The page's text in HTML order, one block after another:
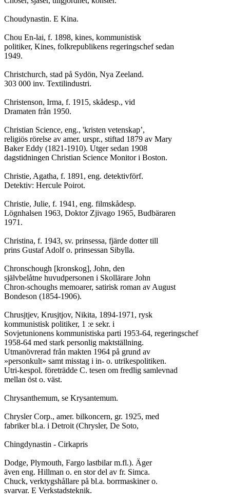
Choudynastin. E Kina.
Chou En-lai, f. 1898, kines, kommunistisk
politiker, Kines, folkrepublikens regeringschef sedan
1949.
Christchurch, stad på Sydön, Nya Zeeland.
303 000 inv. Textilindustri.
Christenson, Irma, f. 1915, skådesp., vid
Dramaten från 1950.
Christian Science, eng., 'kristen vetenskap’,
religiös rörelse av amer. urspr., stiftad 1879 av Mary
Baker Eddy (1821-1910). Utger sedan 1908
dagstidningen Christian Science Monitor i Boston.
Christie, Agatha, f. 1891, eng. detektivförf.
Detektiv: Hercule Poirot.
Christie, Julie, f. 1941, eng. filmskådesp.
Lögnhalsen 1963, Doktor Zjivago 1965, Budbäraren
1971.
Christina, f. 1943, sv. prinsessa, fjärde dotter till
prins Gustaf Adolf o. prinsessan Sibylla.
Chronschough [kronskog], John, den
självbelåtne huvudpersonen i Skollärare John
Chron-schoughs memoarer, satirisk roman av August
Bondeson (1854-1906).
Chrusjtjev, Krusjtjov, Nikita, 1894-1971, rysk
kommunistisk politiker, 1 :e sekr. i
Sovjetunionens kommunistiska parti 1953-64, regeringschef
1958-64 med stark personlig maktställning.
Utmanövrerad från makten 1964 på grund av
»personkult» samt misstag i in- o. utrikespolitiken.
Utri-kespol. företrädde C. tesen om fredlig samlevnad
mellan öst o. väst.
Chrysanthemum, se Krysantemum.
Chrysler Corp., amer. bilkoncern, gr. 1925, med
fabriker bl.a. i Detroit (Chrysler, De Soto,
Chingdynastin - Cirkapris
Dodge, Plymouth, Fargo lastbilar m.fl.). Äger
även eng. Hillman o. en stor del av fr. Simca.
Chuck, verktygshållare på bl.a. borrmaskiner o.
svarvar. E Verkstadsteknik.